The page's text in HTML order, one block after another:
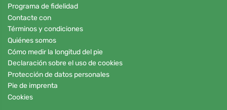
Programa de fidelidad
Contacte con
Términos y condiciones
Quiénes somos
Cómo medir la longitud del pie
Declaración sobre el uso de cookies
Protección de datos personales
Pie de imprenta
Cookies